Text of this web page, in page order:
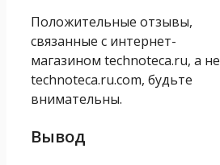
Положительные отзывы,
связанные с интернет-
магазином technoteca.ru, а не
technoteca.ru.com, будьте
внимательны.
Вывод